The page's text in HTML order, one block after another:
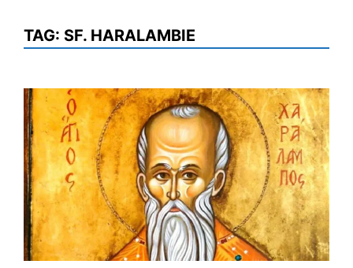
TAG: SF. HARALAMBIE